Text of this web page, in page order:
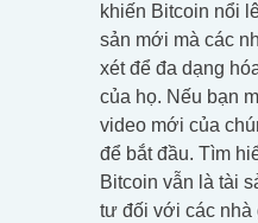
khiến Bitcoin nổi
sản mới mà các
xét để đa dạng
của họ. Nếu bạn
video mới của
để bắt đầu. Tìm
Bitcoin vẫn là tài
tư đối với các nhà